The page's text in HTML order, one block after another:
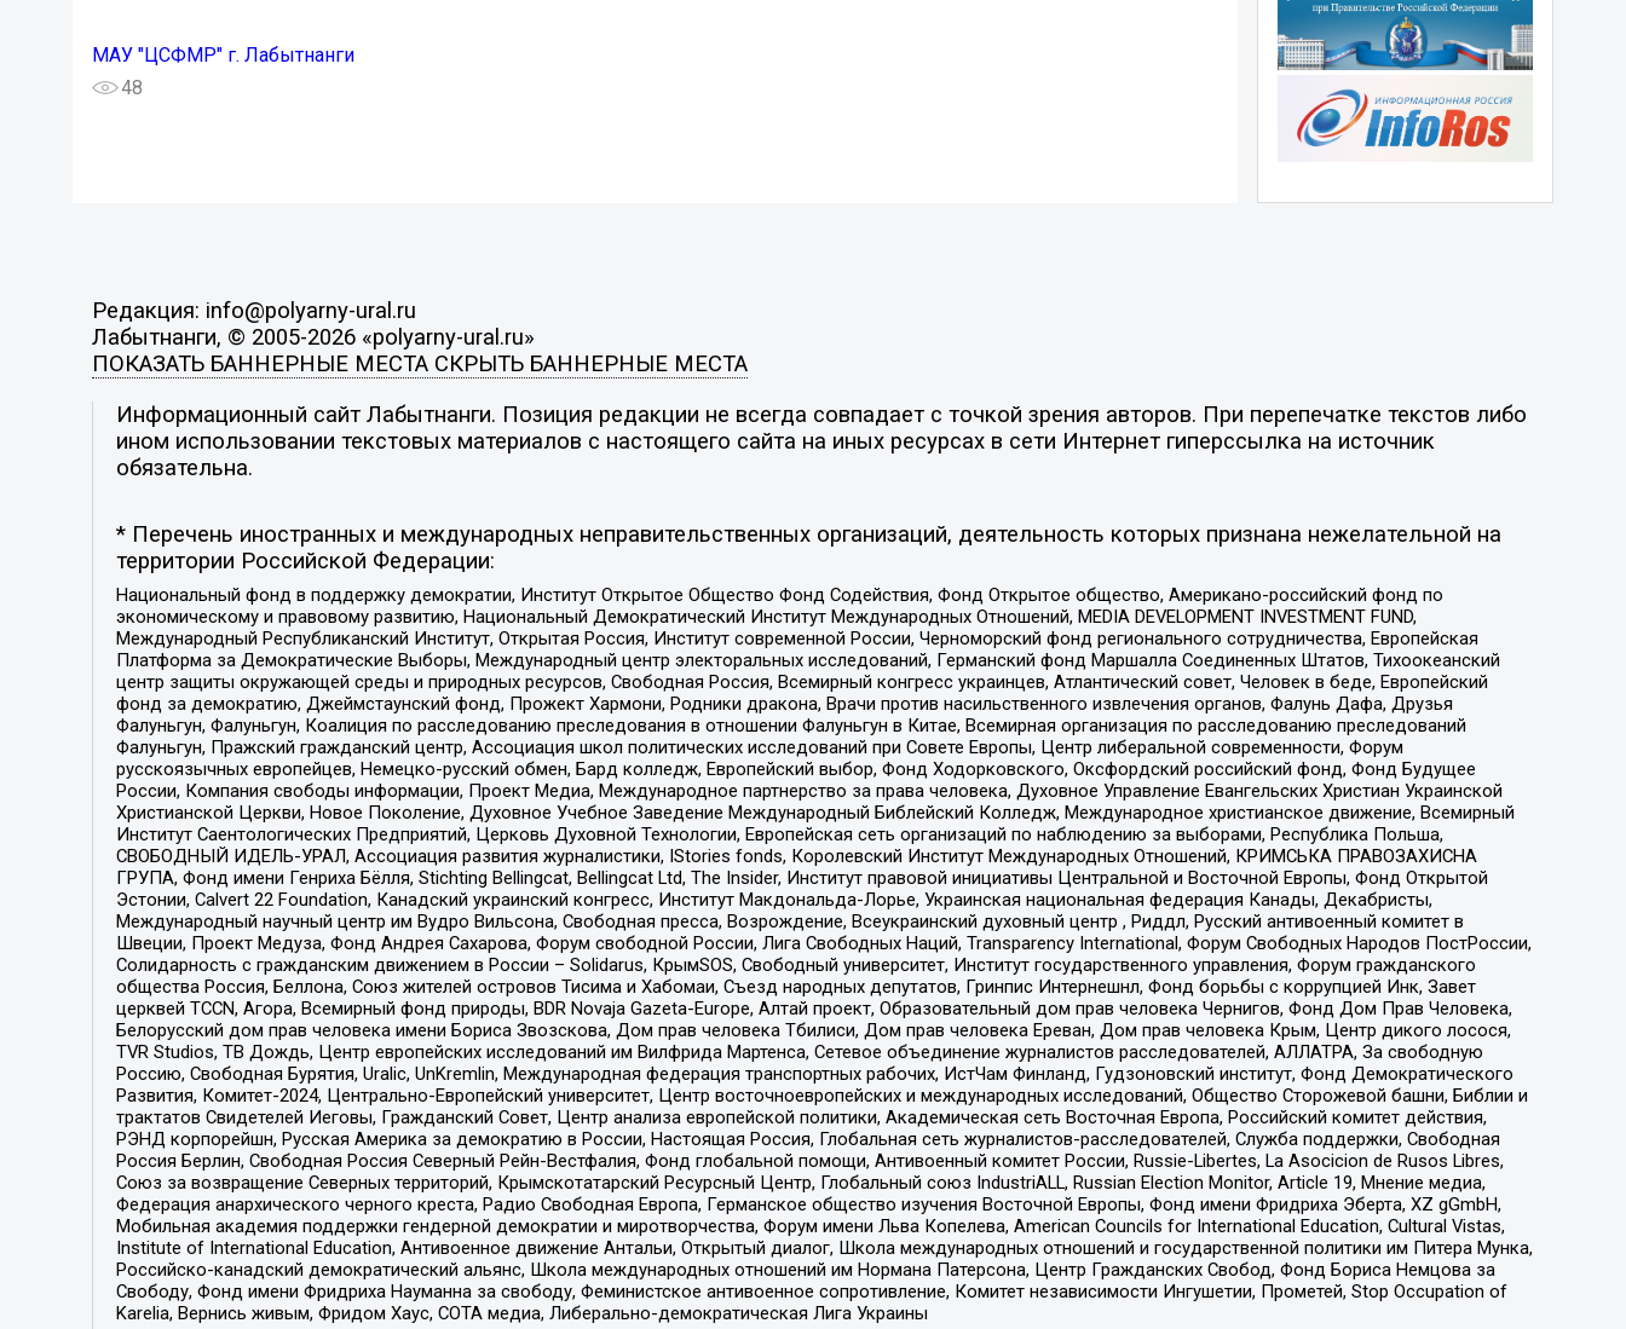
МАУ "ЦСФМР" г. Лабытнанги
48
Редакция: info@polyarny-ural.ru
Лабытнанги, © 2005-2026 «polyarny-ural.ru»
ПОКАЗАТЬ БАННЕРНЫЕ МЕСТА СКРЫТЬ БАННЕРНЫЕ МЕСТА
Информационный сайт Лабытнанги. Позиция редакции не всегда совпадает с точкой зрения авторов. При перепечатке текстов либо
ином использовании текстовых материалов с настоящего сайта на иных ресурсах в сети Интернет гиперссылка на источник
обязательна.
* Перечень иностранных и международных неправительственных организаций, деятельность которых признана нежелательной на
территории Российской Федерации:
Национальный фонд в поддержку демократии, Институт Открытое Общество Фонд Содействия, Фонд Открытое общество, Американо-российский фонд по
экономическому и правовому развитию, Национальный Демократический Институт Международных Отношений, MEDIA DEVELOPMENT INVESTMENT FUND,
Международный Республиканский Институт, Открытая Россия, Институт современной России, Черноморский фонд регионального сотрудничества, Европейская
Платформа за Демократические Выборы, Международный центр электоральных исследований, Германский фонд Маршалла Соединенных Штатов, Тихоокеанский
центр защиты окружающей среды и природных ресурсов, Свободная Россия, Всемирный конгресс украинцев, Атлантический совет, Человек в беде, Европейский
фонд за демократию, Джеймстаунский фонд, Прожект Хармони, Родники дракона, Врачи против насильственного извлечения органов, Фалунь Дафа, Друзья
Фалуньгун, Фалуньгун, Коалиция по расследованию преследования в отношении Фалуньгун в Китае, Всемирная организация по расследованию преследований
Фалуньгун, Пражский гражданский центр, Ассоциация школ политических исследований при Совете Европы, Центр либеральной современности, Форум
русскоязычных европейцев, Немецко-русский обмен, Бард колледж, Европейский выбор, Фонд Ходорковского, Оксфордский российский фонд, Фонд Будущее
России, Компания свободы информации, Проект Медиа, Международное партнерство за права человека, Духовное Управление Евангельских Христиан Украинской
Христианской Церкви, Новое Поколение, Духовное Учебное Заведение Международный Библейский Колледж, Международное христианское движение, Всемирный
Институт Саентологических Предприятий, Церковь Духовной Технологии, Европейская сеть организаций по наблюдению за выборами, Республика Польша,
СВОБОДНЫЙ ИДЕЛЬ-УРАЛ, Ассоциация развития журналистики, IStories fonds, Королевский Институт Международных Отношений, КРИМСЬКА ПРАВОЗАХИСНА
ГРУПА, Фонд имени Генриха Бёлля, Stichting Bellingcat, Bellingcat Ltd, The Insider, Институт правовой инициативы Центральной и Восточной Европы, Фонд Открытой
Эстонии, Calvert 22 Foundation, Канадский украинский конгресс, Институт Макдональда-Лорье, Украинская национальная федерация Канады, Декабристы,
Международный научный центр им Вудро Вильсона, Свободная пресса, Возрождение, Всеукраинский духовный центр , Риддл, Русский антивоенный комитет в
Швеции, Проект Медуза, Фонд Андрея Сахарова, Форум свободной России, Лига Свободных Наций, Transparеncy International, Форум Свободных Народов ПостРоссии,
Солидарность с гражданским движением в России – Solidarus, КрымSOS, Свободный университет, Институт государственного управления, Форум гражданского
общества Россия, Беллона, Союз жителей островов Тисима и Хабомаи, Съезд народных депутатов, Гринпис Интернешнл, Фонд борьбы с коррупцией Инк, Завет
церквей TCCN, Агора, Всемирный фонд природы, BDR Novaja Gazeta-Europe, Алтай проект, Образовательный дом прав человека Чернигов, Фонд Дом Прав Человека,
Белорусский дом прав человека имени Бориса Звозскова, Дом прав человека Тбилиси, Дом прав человека Ереван, Дом прав человека Крым, Центр дикого лосося,
TVR Studios, ТВ Дождь, Центр европейских исследований им Вилфрида Мартенса, Сетевое объединение журналистов расследователей, АЛЛАТРА, За свободную
Россию, Свободная Бурятия, Uralic, UnKremlin, Международная федерация транспортных рабочих, ИстЧам Финланд, Гудзоновский институт, Фонд Демократического
Развития, Комитет-2024, Центрально-Европейский университет, Центр восточноевропейских и международных исследований, Общество Сторожевой башни, Библии и
трактатов Свидетелей Иеговы, Гражданский Совет, Центр анализа европейской политики, Академическая сеть Восточная Европа, Российский комитет действия,
РЭНД корпорейшн, Русская Америка за демократию в России, Настоящая Россия, Глобальная сеть журналистов-расследователей, Служба поддержки, Свободная
Россия Берлин, Свободная Россия Северный Рейн-Вестфалия, Фонд глобальной помощи, Антивоенный комитет России, Russie-Libertes, La Asocicion de Rusos Libres,
Союз за возвращение Северных территорий, Крымскотатарский Ресурсный Центр, Глобальный союз IndustriALL, Russian Election Monitor, Article 19, Мнение медиа,
Федерация анархического черного креста, Радио Свободная Европа, Германское общество изучения Восточной Европы, Фонд имени Фридриха Эберта, XZ gGmbH,
Мобильная академия поддержки гендерной демократии и миротворчества, Форум имени Льва Копелева, American Councils for International Education, Cultural Vistas,
Institute of International Education, Антивоенное движение Антальи, Открытый диалог, Школа международных отношений и государственной политики им Питера Мунка,
Российско-канадский демократический альянс, Школа международных отношений им Нормана Патерсона, Центр Гражданских Свобод, Фонд Бориса Немцова за
Свободу, Фонд имени Фридриха Науманна за свободу, Феминистское антивоенное сопротивление, Комитет независимости Ингушетии, Прометей, Stop Occupation of
Karelia, Вернись живым, Фридом Хаус, СОТА медиа, Либерально-демократическая Лига Украины